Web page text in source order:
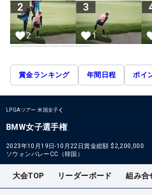
2
2
3
1
賞金ランキング 年間日程 ポイ
LPGAツアー 米国女子
BMW女子選手権
2023年10月19日-10月22日賞金総額 $2,200,000
ソウォンバレーCC（韓国）
大会TOP リーダーボード 組み合